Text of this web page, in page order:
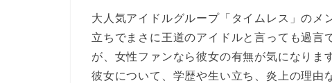
大人気アイドルグループ「タイムレス」のメ
立ちでまさに王道のアイドルと言っても過言
が、女性ファンなら彼女の有無が気になりま
彼女について、学歴や生い立ち、炎上の理由